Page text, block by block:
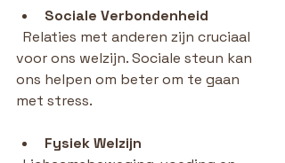
Sociale Verbondenheid
voor ons welzijn. Sociale steun kan
ons helpen om beter om te gaan
met stress.
Fysiek Welzijn